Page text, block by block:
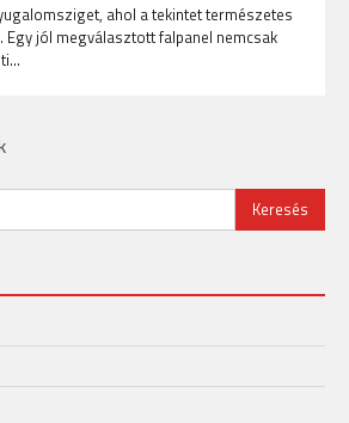
ahol a tekintet természetes
jól megválasztott falpanel nemcsak